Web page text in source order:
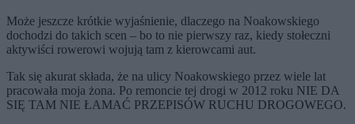
Może jeszcze krótkie wyjaśnienie, dlaczego na Noakowskiego
dochodzi do takich scen – bo to nie pierwszy raz, kiedy stołeczni
aktywiści rowerowi wojują tam z kierowcami aut.
Tak się akurat składa, że na ulicy Noakowskiego przez wiele lat
pracowała moja żona. Po remoncie tej drogi w 2012 roku NIE DA
SIĘ TAM NIE ŁAMAĆ PRZEPISÓW RUCHU DROGOWEGO.